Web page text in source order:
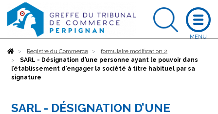
AccueilRegistre du Commerce
formulaire modification 2
SARL - Désignation d’une personne ayant le pouvoir dans
l’établissement d’engager la société à titre habituel par sa
signature
SARL - DÉSIGNATION D’UNE